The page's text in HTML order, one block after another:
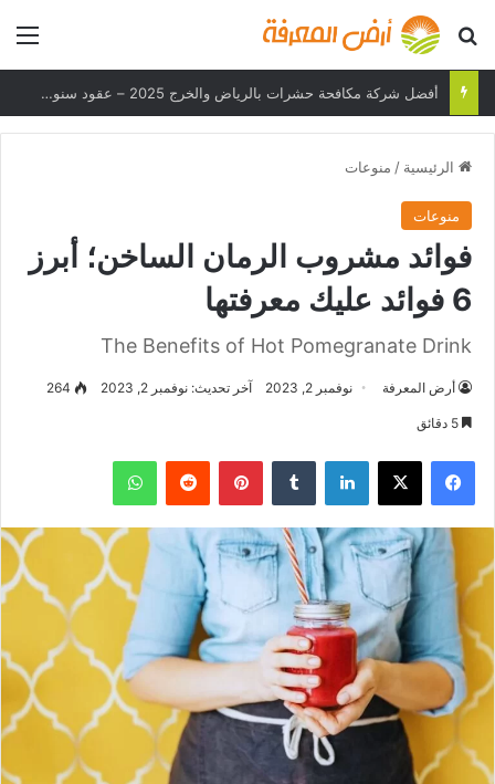
بحث عن
هل يمكن لهاتفك تحمل درجات الحرارة القصوى؟
الرئيسية / منوعات
منوعات
فوائد مشروب الرمان الساخن؛ أبرز
6 فوائد عليك معرفتها
The Benefits of Hot Pomegranate Drink
أرض المعرفة نوفمبر 2, 2023 آخر تحديث: نوفمبر 2, 2023 264
فيسبوك ‫X لينكدإن بينتيريست واتساب